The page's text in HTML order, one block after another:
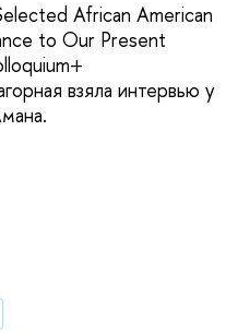
African American
to Our Present
взяла интервью у